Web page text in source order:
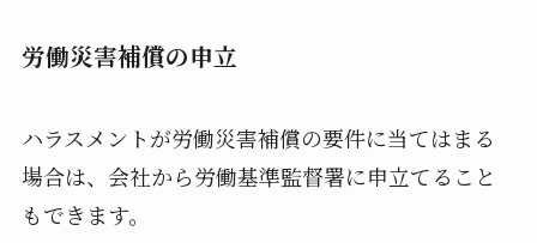
労働災害補償の申立
ハラスメントが労働災害補償の要件に当てはまる
場合は、会社から労働基準監督署に申立てること
もできます。